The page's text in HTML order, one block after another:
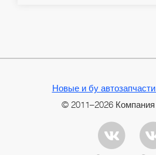
Новые и бу
© 2011–2026